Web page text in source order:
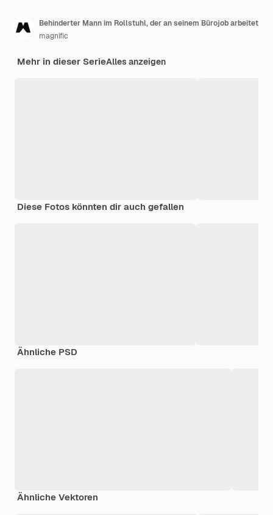
Behinderter Mann im Rollstuhl, der an seinem Bürojob arbeitet
magnific
Mehr in dieser SerieAlles anzeigen
Diese Fotos könnten dir auch gefallen
Ähnliche PSD
Ähnliche Vektoren